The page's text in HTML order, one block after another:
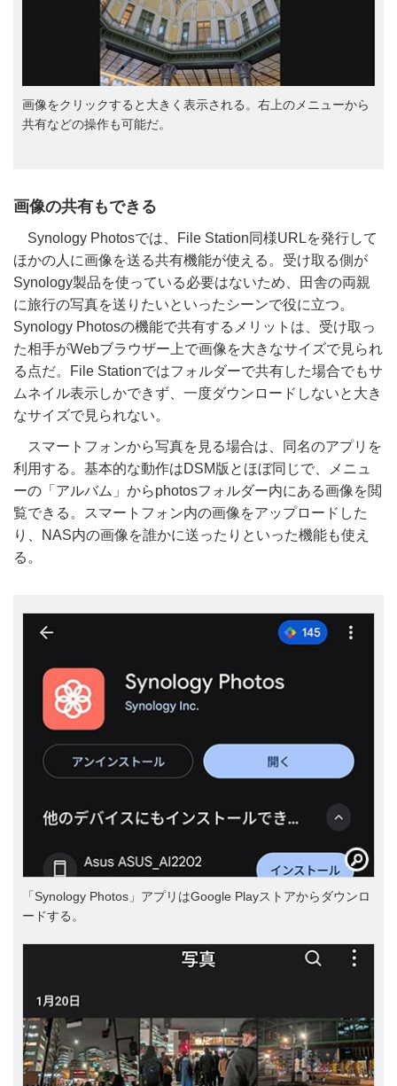
画像をクリックすると大きく表示される。右上のメニューから
共有などの操作も可能だ。
画像の共有もできる
Synology Photosでは、File Station同様URLを発行して
ほかの人に画像を送る共有機能が使える。受け取る側が
Synology製品を使っている必要はないため、田舎の両親
に旅行の写真を送りたいといったシーンで役に立つ。
Synology Photosの機能で共有するメリットは、受け取っ
た相手がWebブラウザー上で画像を大きなサイズで見られ
る点だ。File Stationではフォルダーで共有した場合でもサ
ムネイル表示しかできず、一度ダウンロードしないと大き
なサイズで見られない。
スマートフォンから写真を見る場合は、同名のアプリを
利用する。基本的な動作はDSM版とほぼ同じで、メニュ
ーの「アルバム」からphotosフォルダー内にある画像を閲
覧できる。スマートフォン内の画像をアップロードした
り、NAS内の画像を誰かに送ったりといった機能も使え
る。
「Synology Photos」アプリはGoogle Playストアからダウンロ
ードする。